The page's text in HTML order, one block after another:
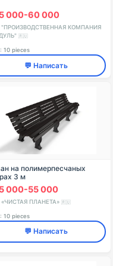
000-60 000
КОМПАНИЯ
🇷🇺
10 pieces
💬 Написать
на полимерпесчаных
3 м
000-55 000
ПЛАНЕТА» 🇷🇺
10 pieces
💬 Написать